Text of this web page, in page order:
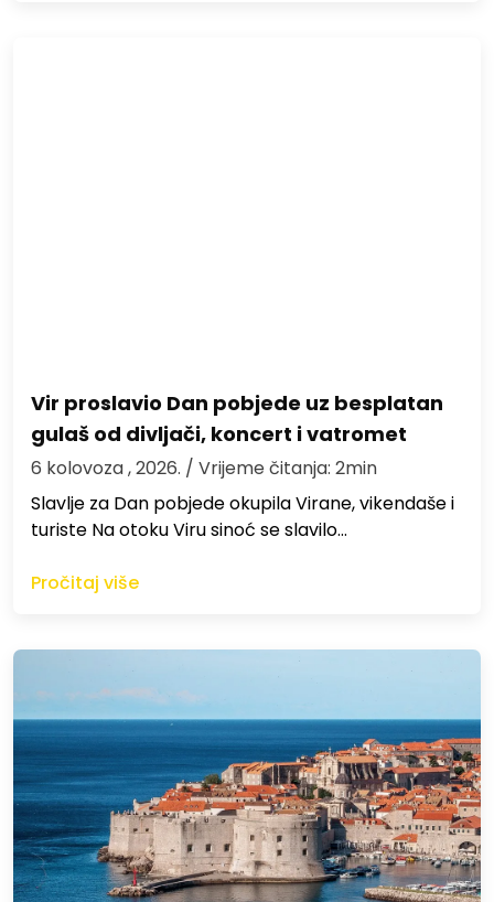
Vir proslavio Dan pobjede uz besplatan
gulaš od divljači, koncert i vatromet
6 kolovoza , 2026. / Vrijeme čitanja: 2min
Slavlje za Dan pobjede okupila Virane, vikendaše i
turiste Na otoku Viru sinoć se slavilo…
Pročitaj više